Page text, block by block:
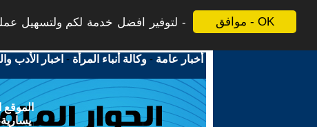
موافق - OK
لتوفير افضل خدمة لكم ولتسهيل
أخبار عامة -وكالة أنباء المرأة - اخبار الأدب